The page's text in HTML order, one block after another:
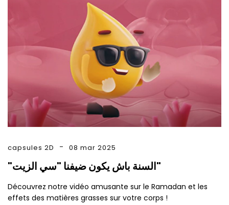
capsules 2D 08 mar 2025
"السنة باش يكون ضيفنا "سي الزيت"
Découvrez notre vidéo amusante sur le Ramadan et les
effets des matières grasses sur votre corps !